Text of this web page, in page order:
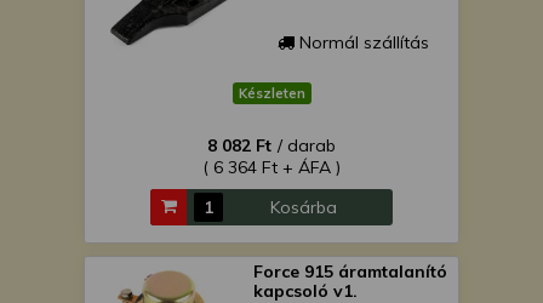
Normál szállítás
Készleten
8 082 Ft / darab
( 6 364 Ft + ÁFA )
Kosárba
Force 915 áramtalanító
kapcsoló v1.